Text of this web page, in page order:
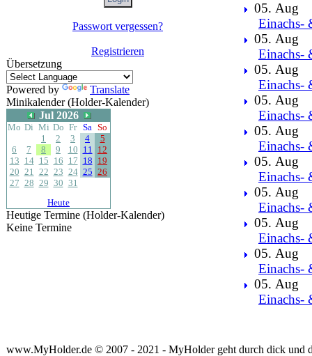
Passwort vergessen?
Registrieren
Übersetzung
Powered by
Translate
Minikalender (Holder-Kalender)
Jul 2026
Mo Di Mi Do Fr Sa So
1
2 3 4
5
6
7 8 9 10 11 12
13 14 15 16 17 18 19
20 21 22 23 24 25 26
27 28 29 30 31
Heute
Heutige Termine (Holder-Kalender)
Keine Termine
05. Aug
Einachs-
05. Aug
Einachs-
05. Aug
Einachs-
05. Aug
Einachs-
05. Aug
Einachs-
05. Aug
Einachs-
05. Aug
Einachs-
05. Aug
Einachs-
05. Aug
Einachs-
05. Aug
Einachs-
www.MyHolder.de © 2007 - 2021 - MyHolder geht durch dick und